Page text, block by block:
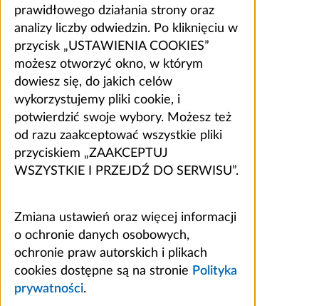
prawidłowego działania strony oraz
analizy liczby odwiedzin. Po kliknięciu w
przycisk „USTAWIENIA COOKIES”
możesz otworzyć okno, w którym
dowiesz się, do jakich celów
wykorzystujemy pliki cookie, i
potwierdzić swoje wybory. Możesz też
od razu zaakceptować wszystkie pliki
przyciskiem „ZAAKCEPTUJ
WSZYSTKIE I PRZEJDŹ DO SERWISU”.
Zmiana ustawień oraz więcej informacji
o ochronie danych osobowych,
ochronie praw autorskich i plikach
cookies dostępne są na stronie Polityka
prywatności.